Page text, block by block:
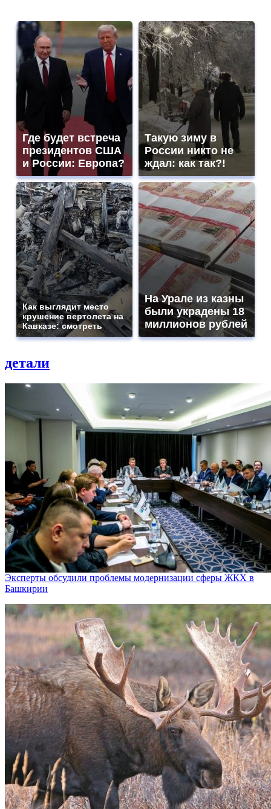
Где будет встреча
президентов США
и России: Европа?
Такую зиму в
России никто не
ждал: как так?!
Как выглядит место
крушение вертолета на
Кавказе: смотреть
На Урале из казны
были украдены 18
миллионов рублей
детали
Эксперты обсудили проблемы модернизации сферы ЖКХ в
Башкирии